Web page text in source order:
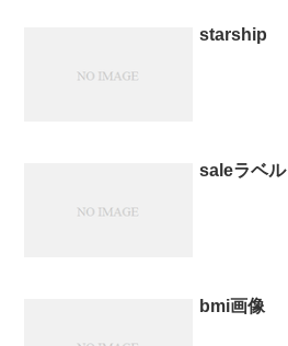
starship
saleラベル
bmi画像